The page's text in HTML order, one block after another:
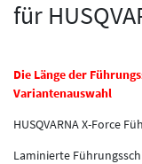
für
Die Länge der
Variantenauswahl
HUSQVARNA X-Force
Laminierte